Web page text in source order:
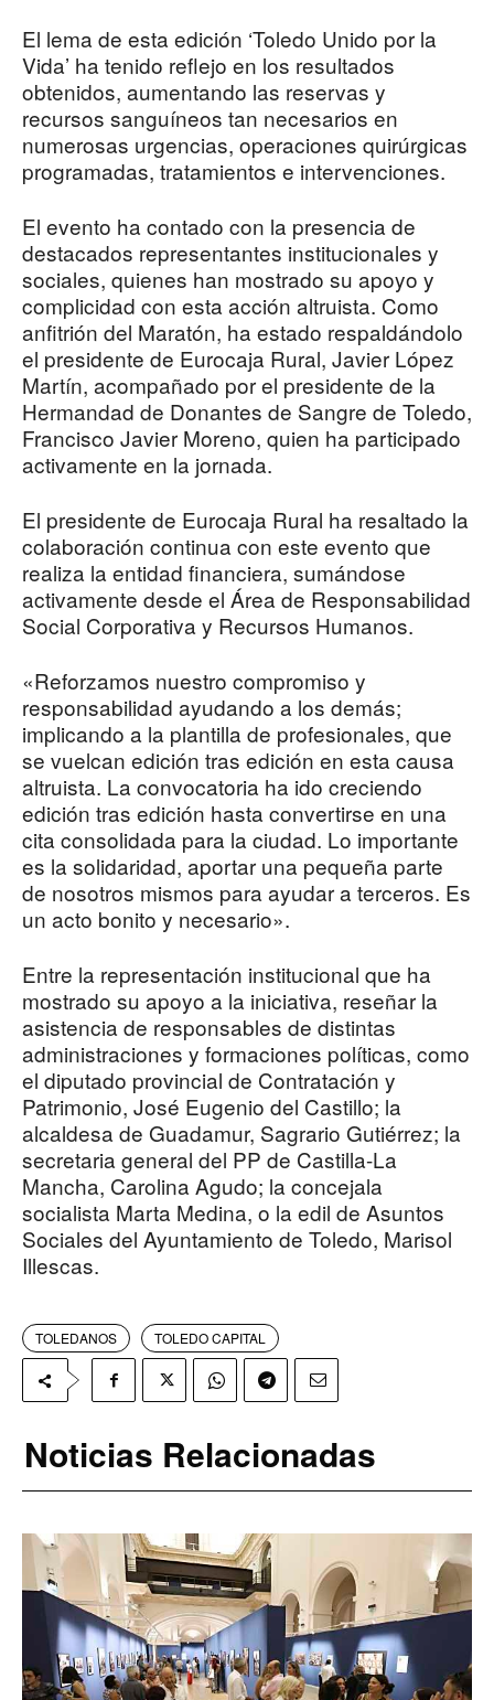
El lema de esta edición ‘Toledo Unido por la
Vida’ ha tenido reflejo en los resultados
obtenidos, aumentando las reservas y
recursos sanguíneos tan necesarios en
numerosas urgencias, operaciones quirúrgicas
programadas, tratamientos e intervenciones.
El evento ha contado con la presencia de
destacados representantes institucionales y
sociales, quienes han mostrado su apoyo y
complicidad con esta acción altruista. Como
anfitrión del Maratón, ha estado respaldándolo
el presidente de Eurocaja Rural, Javier López
Martín, acompañado por el presidente de la
Hermandad de Donantes de Sangre de Toledo,
Francisco Javier Moreno, quien ha participado
activamente en la jornada.
El presidente de Eurocaja Rural ha resaltado la
colaboración continua con este evento que
realiza la entidad financiera, sumándose
activamente desde el Área de Responsabilidad
Social Corporativa y Recursos Humanos.
«Reforzamos nuestro compromiso y
responsabilidad ayudando a los demás;
implicando a la plantilla de profesionales, que
se vuelcan edición tras edición en esta causa
altruista. La convocatoria ha ido creciendo
edición tras edición hasta convertirse en una
cita consolidada para la ciudad. Lo importante
es la solidaridad, aportar una pequeña parte
de nosotros mismos para ayudar a terceros. Es
un acto bonito y necesario».
Entre la representación institucional que ha
mostrado su apoyo a la iniciativa, reseñar la
asistencia de responsables de distintas
administraciones y formaciones políticas, como
el diputado provincial de Contratación y
Patrimonio, José Eugenio del Castillo; la
alcaldesa de Guadamur, Sagrario Gutiérrez; la
secretaria general del PP de Castilla-La
Mancha, Carolina Agudo; la concejala
socialista Marta Medina, o la edil de Asuntos
Sociales del Ayuntamiento de Toledo, Marisol
Illescas.
TOLEDANOS TOLEDO CAPITAL
Noticias Relacionadas